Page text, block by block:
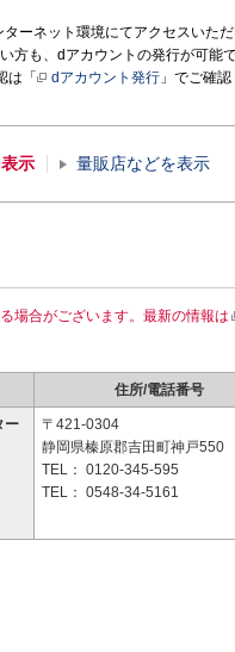
ーネット環境にてアクセスいた
方も、dアカウントの発行が可能で
は「
dアカウント発行 」でご確認
示 量販店などを表示
場合がございます。最新の情報は
住所/電話番号
ー
〒421-0304
静岡県榛原郡吉田町神戸550
TEL： 0120-345-595
TEL： 0548-34-5161